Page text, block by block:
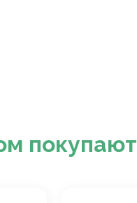
покупают